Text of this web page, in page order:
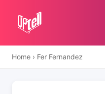
Home › Fer Fernandez